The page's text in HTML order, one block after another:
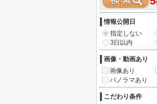
情報公開日
指定しない
3日以内
画像・動画あり
画像あり
パノラマあり
こだわり条件